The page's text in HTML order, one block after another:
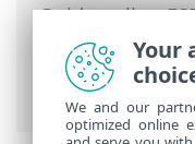
Guida online
L'utilizzo di
supporto
Mail Security
Your
We and our
optimized online